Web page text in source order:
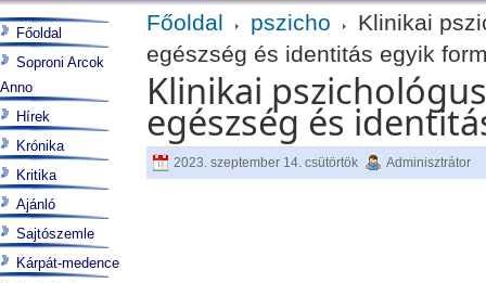
Főoldal pszicho
Klinikai
egészség és identitás egyik
Klinikai
egészség és
2023. szeptember 14. csütörtök Adminisztrátor
Főoldal
Soproni Arcok
Anno
Hírek
Krónika
Kritika
Ajánló
Sajtószemle
Kárpát-medence